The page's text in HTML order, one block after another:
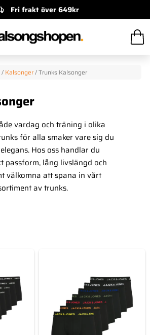
Fri frakt över 649kr
/ Kalsonger/Trunks Kalsonger
vardag och träning i olika
för alla smaker vare sig du
Hos oss handlar du
passform, lång livslängd och
välkomna att spana in vårt
av trunks.